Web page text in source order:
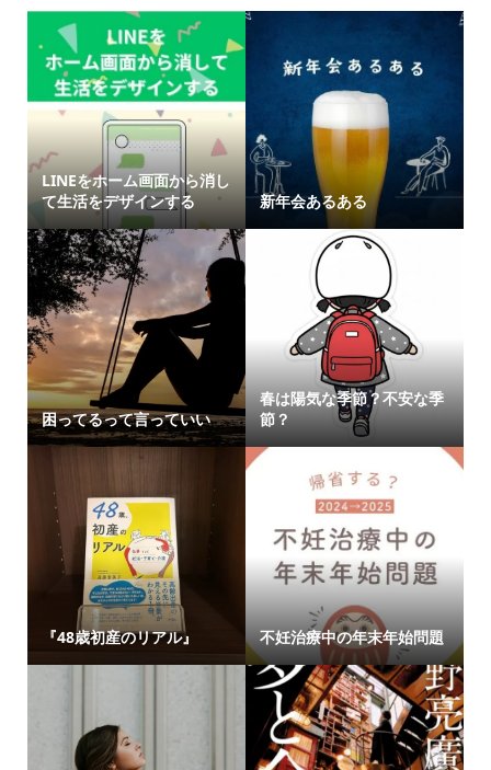
LINEをホーム画面から消し
て生活をデザインする
新年会あるある
困ってるって言っていい
春は陽気な季節？不安な季
節？
『48歳初産のリアル』 不妊治療中の年末年始問題